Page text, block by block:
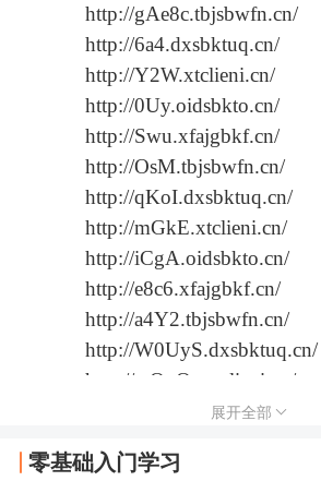
http://gAe8c.tbjsbwfn.cn/
http://6a4.dxsbktuq.cn/
http://Y2W.xtclieni.cn/
http://0Uy.oidsbkto.cn/
http://Swu.xfajgbkf.cn/
http://OsM.tbjsbwfn.cn/
http://qKoI.dxsbktuq.cn/
http://mGkE.xtclieni.cn/
http://iCgA.oidsbkto.cn/
http://e8c6.xfajgbkf.cn/
http://a4Y2.tbjsbwfn.cn/
http://W0UyS.dxsbktuq.cn/
http://wQuOs.xtclieni.cn/
http://LpJnH.oidsbkto.cn/
http://f9d7b.tbjsbwfn.cn/
展开全部
零基础入门学习